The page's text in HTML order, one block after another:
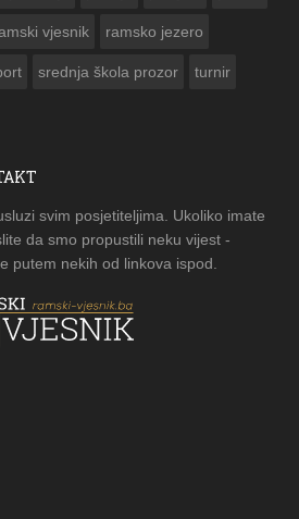
vjesnik ramsko jezero
srednja škola prozor turnir
svim posjetiteljima. Ukoliko imate
da smo propustili neku vijest -
putem nekih od linkova ispod.